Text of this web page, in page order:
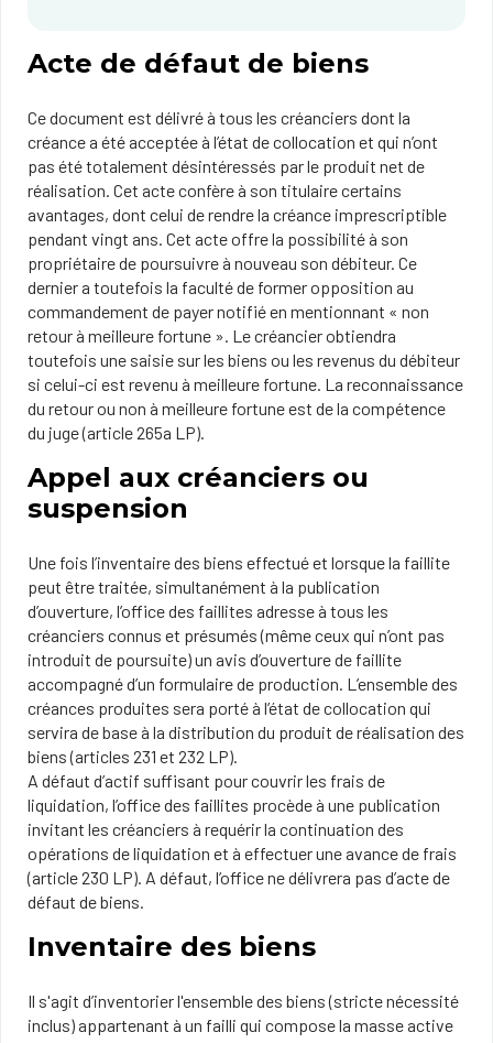
Acte de défaut de biens
Ce document est délivré à tous les créanciers dont la
créance a été acceptée à l’état de collocation et qui n’ont
pas été totalement désintéressés par le produit net de
réalisation. Cet acte confère à son titulaire certains
avantages, dont celui de rendre la créance imprescriptible
pendant vingt ans. Cet acte offre la possibilité à son
propriétaire de poursuivre à nouveau son débiteur. Ce
dernier a toutefois la faculté de former opposition au
commandement de payer notifié en mentionnant « non
retour à meilleure fortune ». Le créancier obtiendra
toutefois une saisie sur les biens ou les revenus du débiteur
si celui-ci est revenu à meilleure fortune. La reconnaissance
du retour ou non à meilleure fortune est de la compétence
du juge (article 265a LP).
Appel aux créanciers ou
suspension
Une fois l’inventaire des biens effectué et lorsque la faillite
peut être traitée, simultanément à la publication
d’ouverture, l’office des faillites adresse à tous les
créanciers connus et présumés (même ceux qui n’ont pas
introduit de poursuite) un avis d’ouverture de faillite
accompagné d’un formulaire de production. L’ensemble des
créances produites sera porté à l’état de collocation qui
servira de base à la distribution du produit de réalisation des
biens (articles 231 et 232 LP).
A défaut d’actif suffisant pour couvrir les frais de
liquidation, l’office des faillites procède à une publication
invitant les créanciers à requérir la continuation des
opérations de liquidation et à effectuer une avance de frais
(article 230 LP). A défaut, l’office ne délivrera pas d’acte de
défaut de biens.
Inventaire des biens
Il s'agit d’inventorier l'ensemble des biens (stricte nécessité
inclus) appartenant à un failli qui compose la masse active